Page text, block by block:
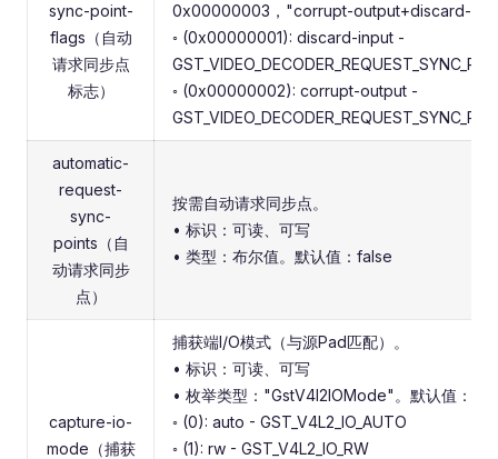
sync-point-
flags（自动
请求同步点
标志）
0x00000003，"corrupt-output+discard-
◦ (0x00000001): discard-input -
◦ (0x00000002): corrupt-output -
automatic-
request-
sync-
points（自
动请求同步
点）
按需自动请求同步点。
• 标识：可读、可写
• 类型：布尔值。默认值：false
capture-io-
mode（捕获
捕获端I/O模式（与源Pad匹配）。
• 标识：可读、可写
• 枚举类型："GstV4l2IOMode"。默认值：0
◦ (0): auto - GST_V4L2_IO_AUTO
◦ (1): rw - GST_V4L2_IO_RW